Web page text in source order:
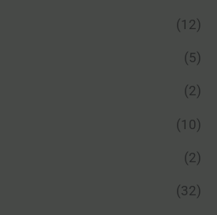
(12)
(5)
(2)
(10)
(2)
(32)